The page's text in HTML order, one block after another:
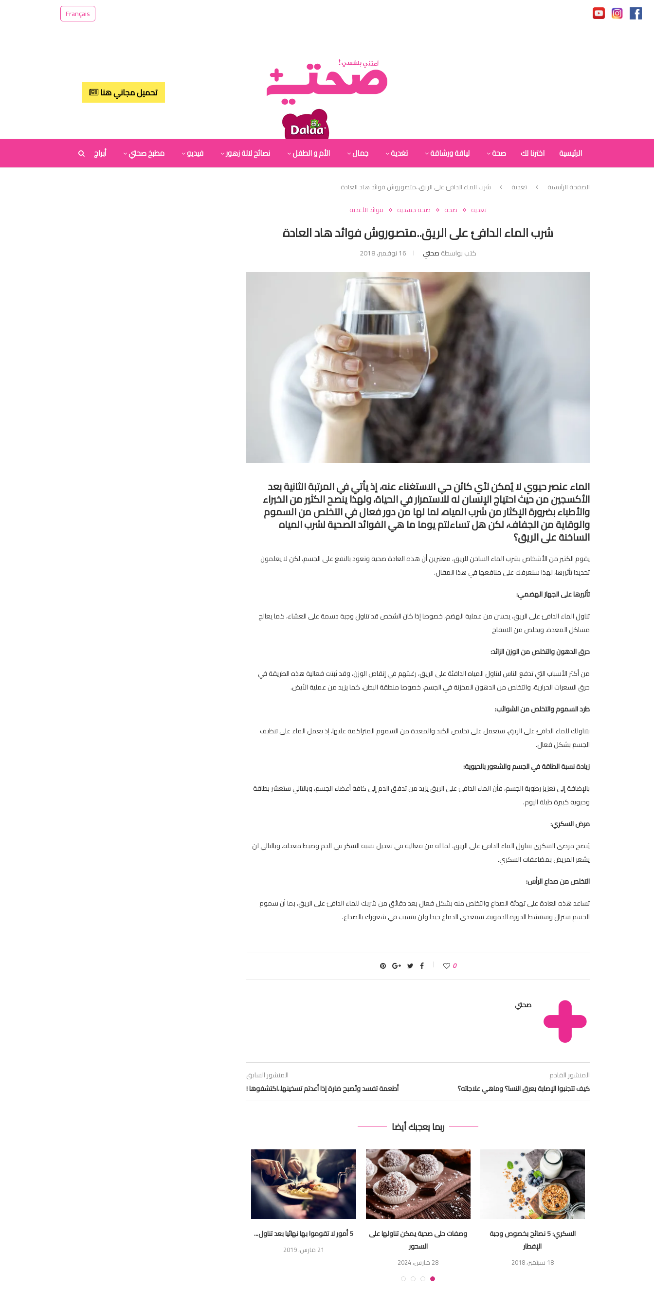
Français
تحميل مجاني هنا
الرئيسية اخترنا لك صحة لياقة ورشاقة تغدية جمال الأم و الطفل نصائح لالة زهور فيديو مطبخ صحتي أبراج
الصفحة الرئيسية تغدية
شرب الماء الدافئ على الريق..متصوروش فوائد هاد العادة
تغدية
صحة صحة جسدية فوائد الأغدية
شرب الماء الدافئ على الريق..متصوروش فوائد هاد العادة
كتب بواسطةصحتي 16 نوفمبر، 2018
الماء عنصر حيوي لا يُمكن لأي كائن حي الاستغناء عنه، إذ يأتي في المرتبة الثانية بعد
الأكسجين من حيث احتياج الإنسان له للاستمرار في الحياة، ولهذا ينصح الكثير من الخبراء
والأطباء بضرورة الإكثار من شرب المياه، لما لها من دور فعال في التخلص من السموم
والوقاية من الجفاف، لكن هل تساءلتم يوما ما هي الفوائد الصحية لشرب المياه
الساخنة على الريق؟
يقوم الكثير من الأشخاص بشرب الماء الساخن للريق، معتبرين أن هذه العادة صحية وتعود بالنفع على الجسم، لكن لا يعلمون
تحديدا تأثيرها، لهذا سنعرفك على منافعها في هذا المقال.
تأثيرها على الجهاز الهضمي:
تناول الماء الدافئ على الريق، يحسن من عملية الهضم، خصوصا إذا كان الشخص قد تناول وجبة دسمة على العشاء، كما يعالج
مشاكل المعدة، ويخلص من الانتفاخ
حرق الدهون والتخلص من الوزن الزائد:
من أكثر الأسباب التي تدفع الناس لتناول المياه الدافئة على الريق، رغبتهم في إنقاص الوزن، وقد ثبتت فعالية هذه الطريقة في
حرق السعرات الحرارية، والتخلص من الدهون المخزنة في الجسم، خصوصا منطقة البطن، كما يزيد من عملية الأيض.
طرد السموم والتخلص من الشوائب:
بتناولك للماء الدافئ على الريق، ستعمل على تخليص الكبد والمعدة من السموم المتراكمة عليها، إذ يعمل الماء على تنظيف
الجسم بشكل فعال.
زيادة نسبة الطاقة في الجسم والشعور بالحيوية:
بالإضافة إلى تعزيز رطوبة الجسم، فأن الماء الدافئ على الريق يزيد من تدفق الدم إلى كافة أعضاء الجسم، وبالتالي ستعشر بطاقة
وحيوية كبيرة طيلة اليوم.
مرض السكري:
يُنصح مرضى السكري بتناول الماء الدافئ على الريق، لما له من فعالية في تعديل نسبة السكر في الدم وضبط معدله، وبالتالي لن
يشعر المريض بمضاعفات السكري.
التخلص من صداع الرأس:
تساعد هذه العادة على تهدئة الصداع والتخلص منه بشكل فعال بعد دقائق من شربك للماء الدافئ على الريق، بما أن سموم
الجسم ستزال وستنشط الدورة الدموية، سيتغذى الدماغ جيدا ولن يتسبب في شعورك بالصداع.
0
صحتي
المنشور السابق
أطعمة تفسد وتُصبح ضارة إذا أعدتم تسخينها..اكتشفوها !
المنشور القادم
كيف تتجنبوا الإصابة بعرق النسا؟ وماهي علاجاته؟
ربما يعجبك أيضا
السكري: 5 نصائح بخصوص وجبة
الإفطار
18 سبتمبر، 2018
وصفات حلى صحية يمكن تناولها على
السحور
28 مارس، 2024
5 أمور لا تقوموا بها نهائيا بعد تناول...
21 مارس، 2019